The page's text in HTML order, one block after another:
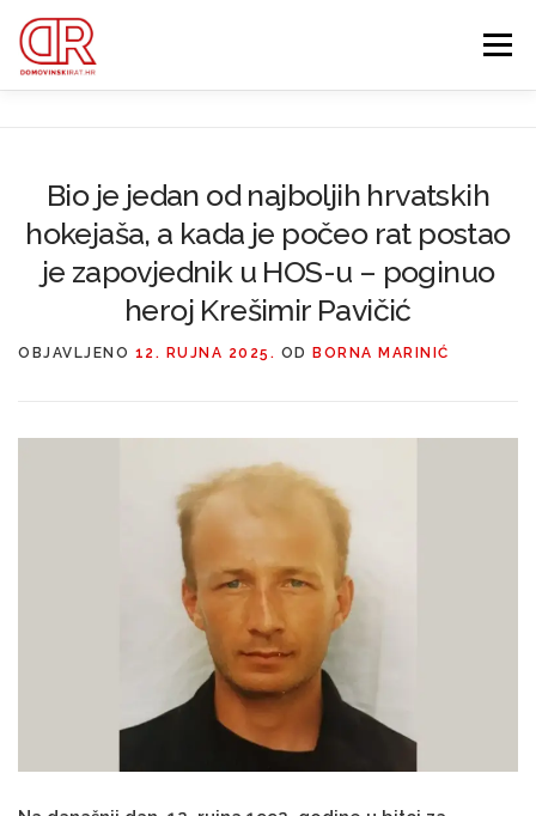
sadržaj
Izbornik
IZDVOJENE KATEGORIJE O MENI MEMBERSHIP
Bio je jedan od najboljih hrvatskih
hokejaša, a kada je počeo rat postao
je zapovjednik u HOS-u – poginuo
heroj Krešimir Pavičić
OBJAVLJENO 12. RUJNA 2025. OD BORNA MARINIĆ